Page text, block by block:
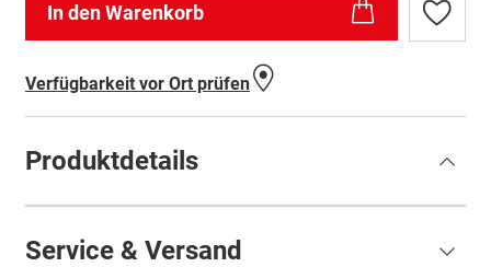
In den Warenkorb
Zur
Verfügbarkeit vor Ort prüfen
Produktdetails
Service & Versand